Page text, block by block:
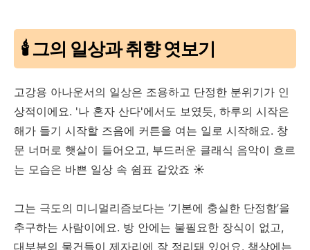
🕯️ 그의 일상과 취향 엿보기
고강용 아나운서의 일상은 조용하고 단정한 분위기가 인
상적이에요. '나 혼자 산다'에서도 보였듯, 하루의 시작은
해가 들기 시작할 즈음에 커튼을 여는 일로 시작해요. 창
문 너머로 햇살이 들어오고, 부드러운 클래식 음악이 흐르
는 모습은 바쁜 일상 속 쉼표 같았죠 ☀️
그는 극도의 미니멀리즘보다는 ‘기본에 충실한 단정함’을
추구하는 사람이에요. 방 안에는 불필요한 장식이 없고,
대부분의 물건들이 제자리에 잘 정리돼 있어요. 책상에는